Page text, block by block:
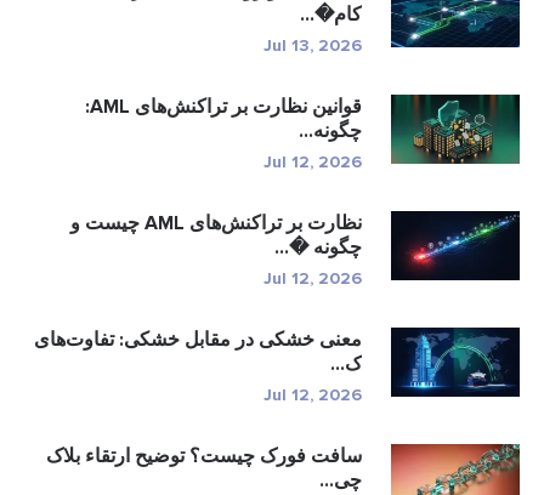
کام�...
Jul 13, 2026
قوانین نظارت بر تراکنش‌های AML:
چگونه...
Jul 12, 2026
نظارت بر تراکنش‌های AML چیست و
چگونه �...
Jul 12, 2026
معنی خشکی در مقابل خشکی: تفاوت‌های
ک...
Jul 12, 2026
سافت فورک چیست؟ توضیح ارتقاء بلاک
چی...